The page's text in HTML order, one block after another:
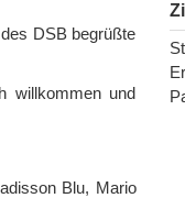
DSB begrüßte
willkommen und
Blu, Mario